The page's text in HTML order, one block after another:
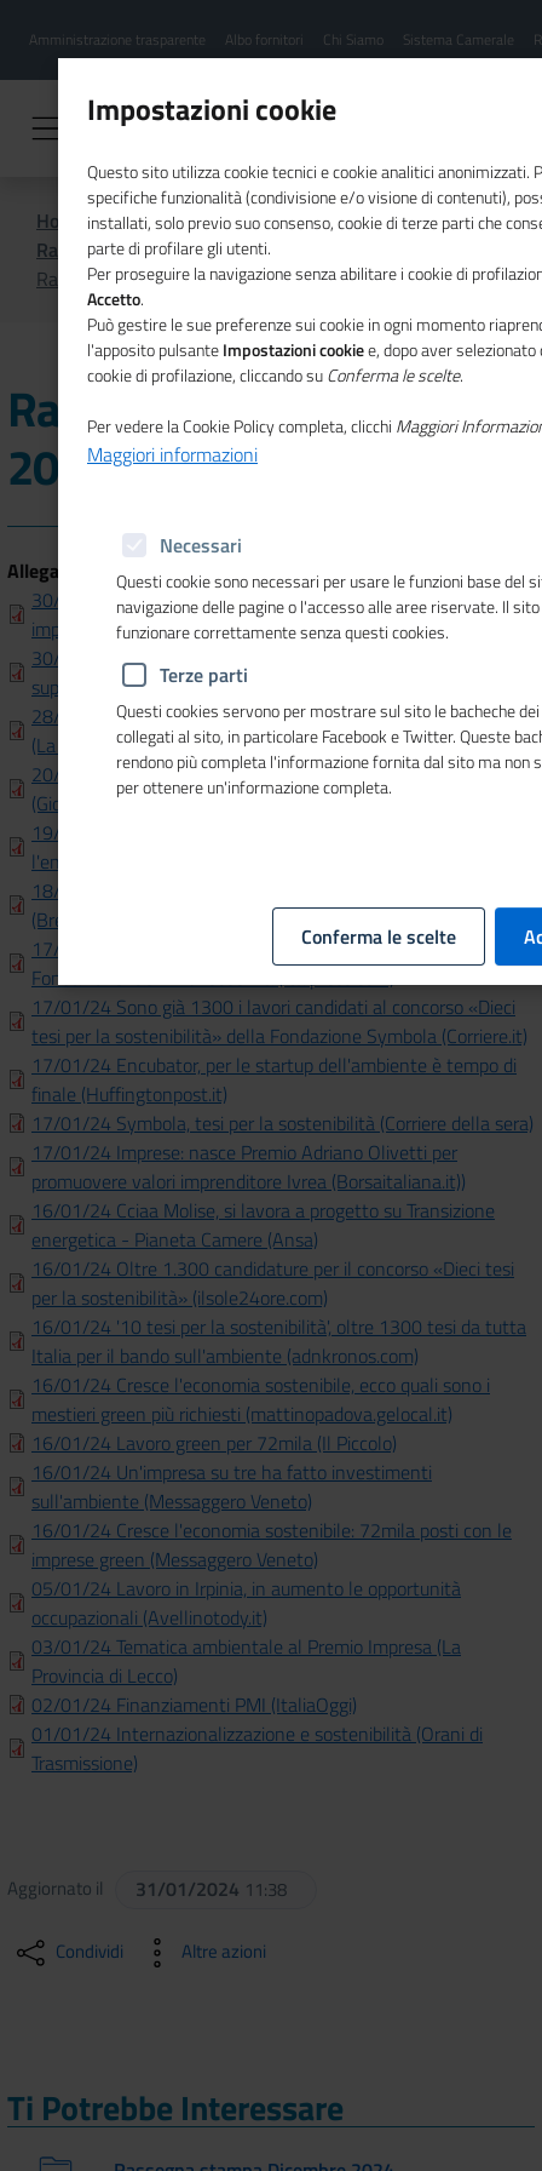
contenuto
Menu
hamburgher
Amministrazione trasparente Albo fornitori Chi Siamo Sistema Camerale
Home CSR
Comunicazione
Rassegna stampa
2024
Rassegna stampa Gennaio 2024
Rassegna stampa Gennaio
2024
Allegati
30/01/24 Liguria, sviluppo economico. 13 milioni per le
imprese da qui a marzo (LaDiscussione.com)
30/01/24 Transizione energetica, dalla Liguria 13 milioni per
supportare le imprese (Primocanale.it)
28/01/24 10 tesi per sostenibilità, oltre 1300 da tutta Italia
(La Voce di Rovigo)
20/01/24 Cer, formazione e opportunità per le aziende
(Giornale di Sondrio)
19/01/24 Transizione energetica. Altri tre appuntamenti con
l'ente camerale (Provincia ed Sondrio)
18/01/24 Aziende made in Bs: sistema sempre più green
(Bresciaoggi)
17/01/24 Nasce "Premio Nazionale Adriano Olivetti", intesa
Fondazione-CCIAA di Cosenza (Italpress.com)
17/01/24 Sono già 1300 i lavori candidati al concorso «Dieci
tesi per la sostenibilità» della Fondazione Symbola (Corriere.it)
17/01/24 Encubator, per le startup dell'ambiente è tempo di
finale (Huffingtonpost.it)
17/01/24 Symbola, tesi per la sostenibilità (Corriere della sera)
17/01/24 Imprese: nasce Premio Adriano Olivetti per
promuovere valori imprenditore Ivrea (Borsaitaliana.it))
16/01/24 Cciaa Molise, si lavora a progetto su Transizione
energetica - Pianeta Camere (Ansa)
16/01/24 Oltre 1.300 candidature per il concorso «Dieci tesi
per la sostenibilità» (ilsole24ore.com)
16/01/24 '10 tesi per la sostenibilità', oltre 1300 tesi da tutta
Italia per il bando sull'ambiente (adnkronos.com)
16/01/24 Cresce l'economia sostenibile, ecco quali sono i
mestieri green più richiesti (mattinopadova.gelocal.it)
16/01/24 Lavoro green per 72mila (Il Piccolo)
16/01/24 Un'impresa su tre ha fatto investimenti
sull'ambiente (Messaggero Veneto)
16/01/24 Cresce l'economia sostenibile: 72mila posti con le
imprese green (Messaggero Veneto)
05/01/24 Lavoro in Irpinia, in aumento le opportunità
occupazionali (Avellinotody.it)
03/01/24 Tematica ambientale al Premio Impresa (La
Provincia di Lecco)
02/01/24 Finanziamenti PMI (ItaliaOggi)
01/01/24 Internazionalizzazione e sostenibilità (Orani di
Trasmissione)
Aggiornato il 31/01/2024 11:38
Condividi Altre azioni
Ti Potrebbe Interessare
Impostazioni cookie
Questo sito utilizza cookie tecnici e cookie analitici anonimizzati.
specifiche funzionalità (condivisione e/o visione di contenuti),
installati, solo previo suo consenso, cookie di terze parti che
parte di profilare gli utenti.
Per proseguire la navigazione senza abilitare i cookie di
Accetto.
Può gestire le sue preferenze sui cookie in ogni momento
l'apposito pulsanteImpostazioni cookiee, dopo aver
cookie di profilazione, cliccando suConferma le scelte.
Per vedere la Cookie Policy completa, clicchi Maggiori
Maggiori informazioni
Necessari
Questi cookie sono necessari per usare le funzioni base del
navigazione delle pagine o l'accesso alle aree riservate. Il
funzionare correttamente senza questi cookies.
Terze parti
Questi cookies servono per mostrare sul sito le bacheche
collegati al sito, in particolare Facebook e Twitter. Queste
rendono più completa l'informazione fornita dal sito ma non
per ottenere un'informazione completa.
Conferma le scelte